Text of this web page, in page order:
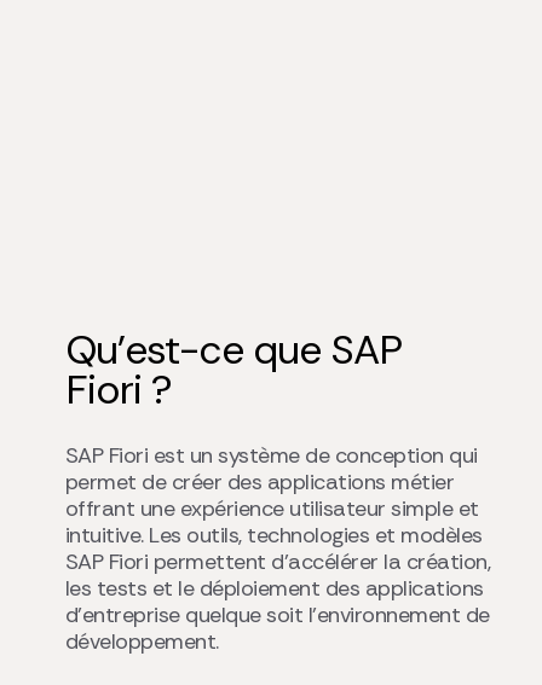
Qu’est-ce que SAP
Fiori ?
SAP Fiori est un système de conception qui
permet de créer des applications métier
offrant une expérience utilisateur simple et
intuitive. Les outils, technologies et modèles
SAP Fiori permettent d’accélérer la création,
les tests et le déploiement des applications
d’entreprise quelque soit l’environnement de
développement.